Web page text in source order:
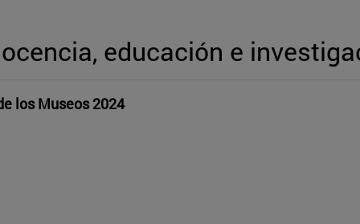
educación e
los Museos 2024